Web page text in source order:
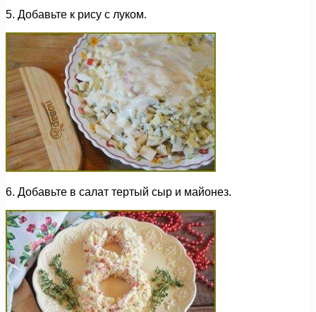
5. Добавьте к рису с луком.
6. Добавьте в салат тертый сыр и майонез.